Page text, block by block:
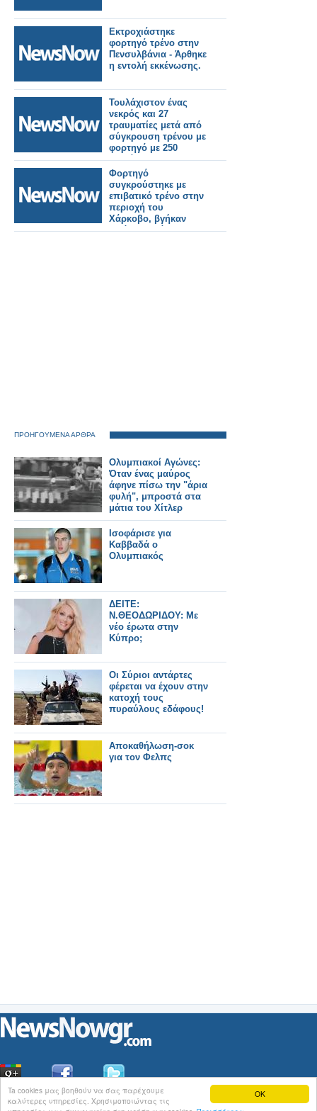
OK
Ta cookies μας βοηθούν να σας παρέχουμε
καλύτερες υπηρεσίες. Χρησιμοποιώντας τις
Εκτροχιάστηκε
φορτηγό τρένο στην
Πενσυλβάνια - Άρθηκε
η εντολή εκκένωσης.
Τουλάχιστον ένας
νεκρός και 27
τραυματίες μετά από
σύγκρουση τρένου με
φορτηγό με 250
επιβάτες.
Φορτηγό
συγκρούστηκε με
επιβατικό τρένο στην
περιοχή του
Χάρκοβο, βγήκαν
εκτός τροχιάς τα
ΠΡΟΗΓΟΥΜΕΝΑ ΑΡΘΡΑ
Ολυμπιακοί Αγώνες:
Όταν ένας μαύρος
άφηνε πίσω την "άρια
φυλή", μπροστά στα
μάτια του Χίτλερ
[video]
Ισοφάρισε για
Καββαδά ο
Ολυμπιακός
ΔΕΙΤΕ:
Ν.ΘΕΟΔΩΡΙΔΟΥ: Με
νέο έρωτα στην
Κύπρο;
Οι Σύριοι αντάρτες
φέρεται να έχουν στην
κατοχή τους
πυραύλους εδάφους!
Αποκαθήλωση-σοκ
για τον Φελπς
ΟιΕιδήσεις του NewsNowgr.com στοiNews